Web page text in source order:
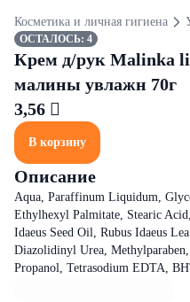
Косметика и личная гигиена
ОСТАЛОСЬ: 4
Крем д/рук Malinka
малины увлажн 70г
3,56 
В корзину
Описание
Aqua, Paraffinum Liquidum,
Ethylhexyl Palmitate, Stearic
Idaeus Seed Oil, Rubus Idaeus
Diazolidinyl Urea,
Propanol, Tetrasodium EDTA,